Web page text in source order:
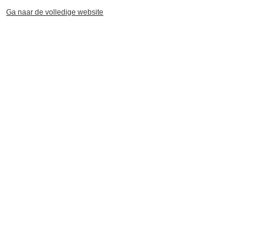
Ga naar de volledige website